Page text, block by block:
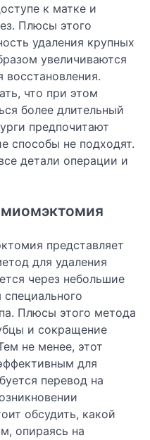
к матке и
Плюсы этого
удаления крупных
увеличиваются
что при этом
более длительный
предпочитают
способы не подходят.
детали операции и
представляет
для удаления
через небольшие
Плюсы этого метода
и сокращение
не менее, этот
для
перевод на
обсудить, какой
опираясь на